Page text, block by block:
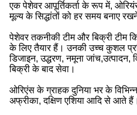
एक पेशेवर आपूर्तिकर्ता के रूप में,
मूल्य के सिद्धांतों को हर समय बनाए
पेशेवर तकनीकी टीम और बिक्री टीम
के लिए तैयार हैं। उनकी उच्च कुशल
डिजाइन, उद्धरण, नमूना जांच,उत्पादन,
बिक्री के बाद सेवा।
ओरिएंस के ग्राहक दुनिया भर के
अफ्रीका, दक्षिण एशिया आदि से आते हैं।